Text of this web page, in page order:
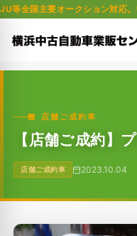
クション対応。中古車を安
🏪 店舗ご成約車
【店舗ご成約】
店舗ご成約車 2023.10.04